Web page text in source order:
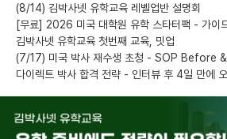
(8/14) 김박사넷 유학교육 레벨업반 설명회
김박사넷 유학교육 첫번째 교육, 밋업
(7/17) 미국 박사 재수생 초청 - SOP Before
다이렉트 박사 합격 전략 - 인터뷰 후 4일 만에